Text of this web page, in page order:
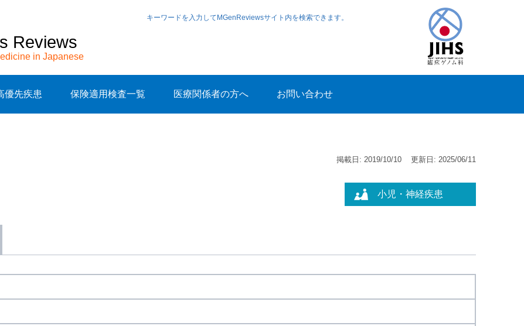
Reviews
in Japanese
キーワードを入力してMGenReviewsサイト内を検索できます。
優先疾患 保険適用検査一覧 医療関係者の方へ お問い合わせ
掲載日: 2019/10/10 更新日: 2025/06/11
小児・神経疾患